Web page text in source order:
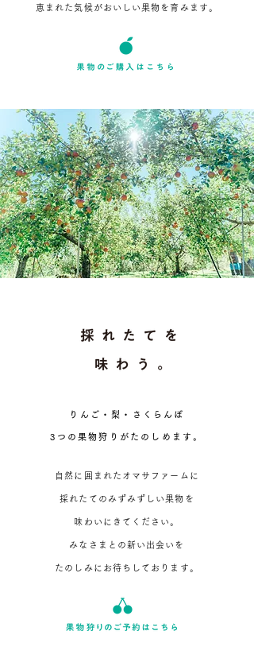
恵まれた気候がおいしい果物を育みます。
りんご・梨・さくらんぼ
3つの果物狩りが たのしめます。
自然に囲まれたオマサファームに
採れたてのみずみずしい果物を
味わいにきてください。
みなさまとの新い出会いを
たのしみにお待ちしております。